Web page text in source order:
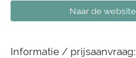
Naar de website
Informatie / prijsaanvraag: